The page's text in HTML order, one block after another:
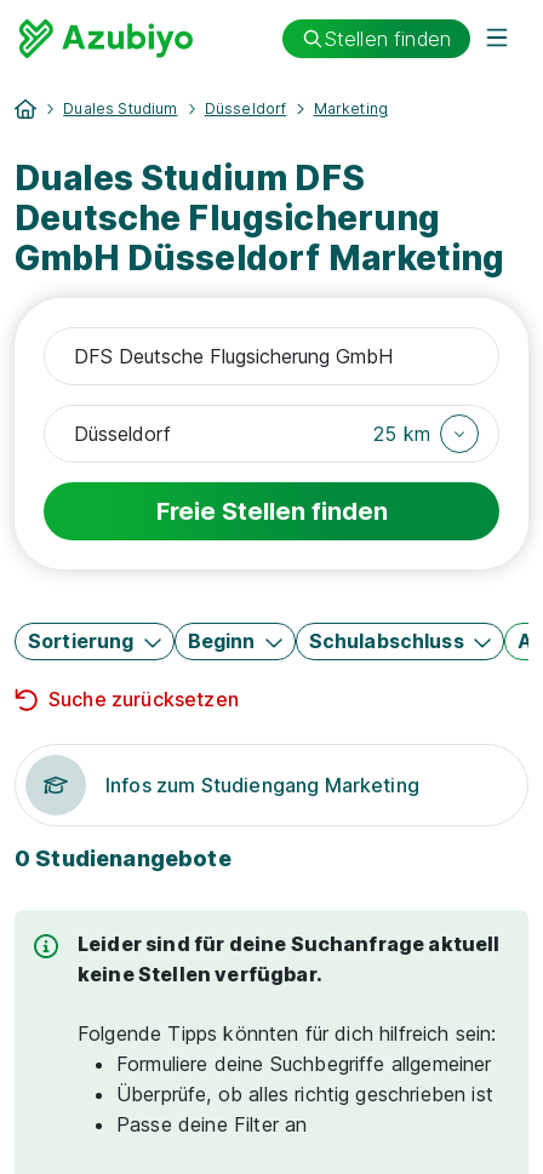
Stellen finden
Duales Studium Düsseldorf Marketing
Duales Studium DFS
Deutsche Flugsicherung
GmbH Düsseldorf Marketing
25 km
Freie Stellen finden
Sortierung Beginn Schulabschluss
Suche zurücksetzen
Infos zum Studiengang Marketing
0 Studienangebote
Leider sind für deine Suchanfrage aktuell
keine Stellen verfügbar.
Folgende Tipps könnten für dich hilfreich sein:
Formuliere deine Suchbegriffe allgemeiner
Überprüfe, ob alles richtig geschrieben ist
Passe deine Filter an